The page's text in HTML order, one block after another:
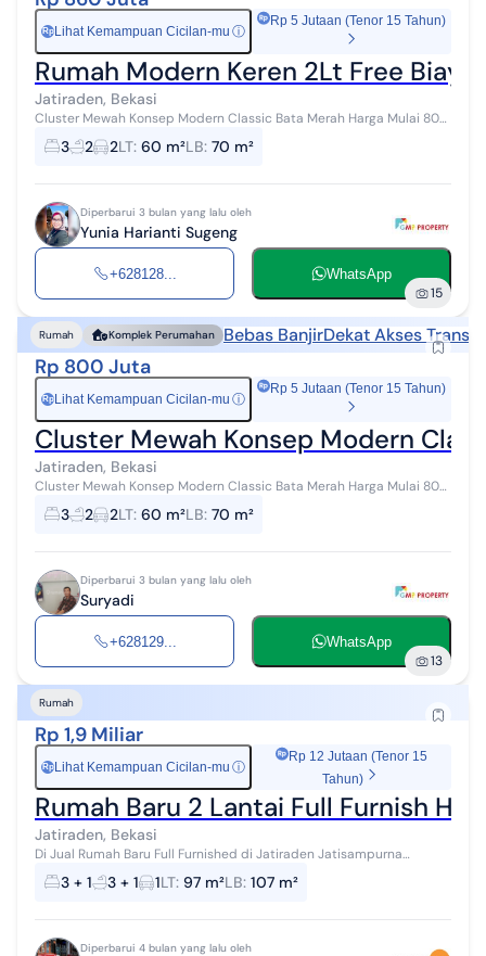
Rp Lihat Kemampuan Cicilan-mu ⓘ
Rp 5 Jutaan (Tenor 15 Tahun)
Rumah Modern Keren 2Lt Free
Jatiraden, Bekasi
Cluster Mewah Konsep Modern Classic Bata Merah Harga Mulai 800
Jutaan, Rumah 2 Lt Harga 1 Lantai Pinggir Jalan Raya Utama jati
Raden Cibubur view.�...
3 2 2LT: 60 m²LB: 70 m²
Diperbarui 3 bulan yang lalu oleh
Yunia Harianti Sugeng
+628128... WhatsApp
15
Rumah Komplek Perumahan Bebas BanjirDekat Akses
Rp 800 Juta
Rp Lihat Kemampuan Cicilan-mu ⓘ
Rp 5 Jutaan (Tenor 15 Tahun)
Cluster Mewah Konsep Modern
Jatiraden, Bekasi
Cluster Mewah Konsep Modern Classic Bata Merah Harga Mulai 800
Jutaan, Rumah 2 Lt Harga 1 Lantai Pinggir Jalan Raya Utama jati
Raden Cibubur view.�...
3 2 2LT: 60 m²LB: 70 m²
Diperbarui 3 bulan yang lalu oleh
Suryadi
+628129... WhatsApp
13
Rumah
Rp 1,9 Miliar
Rp Lihat Kemampuan Cicilan-mu ⓘ
Rp 12 Jutaan (Tenor 15
Tahun)
Rumah Baru 2 Lantai Full Furnish
Jatiraden, Bekasi
Di Jual Rumah Baru Full Furnished di Jatiraden Jatisampurna
Cibubur Tipe Bismark Ready unit 1 Hoek Lt 97m² Lb 107m² 3+1 kamar
3+1 kamar mandi 2...
3 + 1 3 + 1 1LT: 97 m²LB: 107 m²
Diperbarui 4 bulan yang lalu oleh